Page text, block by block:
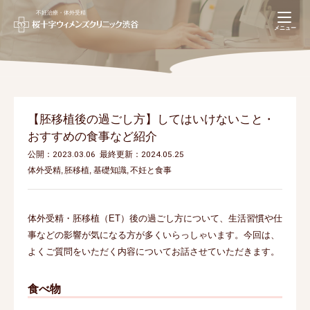
不妊治療・体外受精
メニュー
【不妊治療専用】
【胚移植後の過ごし方】してはいけないこと・
おすすめの食事など紹介
公開：2023.03.06 最終更新：2024.05.25
体外受精 胚移植 基礎知識 不妊と食事
体外受精・胚移植（ET）後の過ごし方について、生活習慣や仕
事などの影響が気になる方が多くいらっしゃいます。今回は、
よくご質問をいただく内容についてお話させていただきます。
食べ物